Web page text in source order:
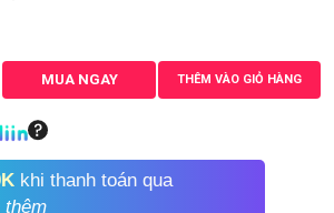
MUA NGAY THÊM VÀO GIỎ HÀNG
khi thanh toán qua
thêm